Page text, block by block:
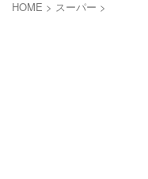
HOME > スーパー >